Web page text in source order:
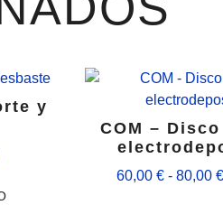
y
COM –
60,00€ - 80,00€